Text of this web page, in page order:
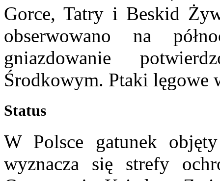
Gorce, Tatry i Beskid
obserwowano na
gniazdowanie
Środkowym. Ptaki lęgowe
Status
W Polsce gatunek
wyznacza się strefy